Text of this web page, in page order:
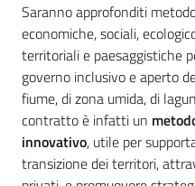
Saranno approfonditi
economiche, sociali,
territoriali e paesaggistiche
governo inclusivo e aperto
fiume, di zona umida, di
contratto è infatti un
innovativo, utile per
transizione dei territori,